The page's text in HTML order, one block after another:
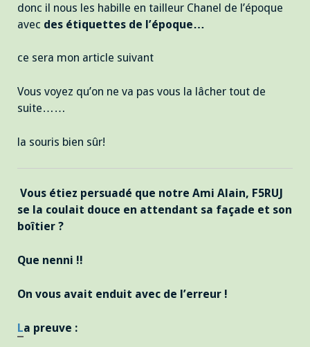
donc il nous les habille en tailleur Chanel de l’époque
avec des étiquettes de l’époque…
ce sera mon article suivant
Vous voyez qu’on ne va pas vous la lâcher tout de
suite……
la souris bien sûr!
Vous étiez persuadé que notre Ami Alain, F5RUJ
se la coulait douce en attendant sa façade et son
boîtier ?
Que nenni !!
On vous avait enduit avec de l’erreur !
La preuve :